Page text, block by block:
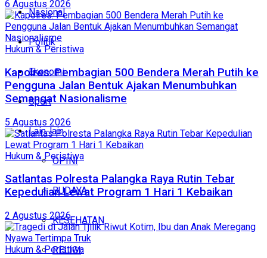
Nasional
Politik
Ekonomi
Sport
Lain-lain
OPINI
BUDAYA
KESEHATAN
RELIGI
6 Agustus 2026
Hukum & Peristiwa
Kapolres: Pembagian 500 Bendera Merah Putih ke
Pengguna Jalan Bentuk Ajakan Menumbuhkan
Semangat Nasionalisme
5 Agustus 2026
Hukum & Peristiwa
Satlantas Polresta Palangka Raya Rutin Tebar
Kepedulian Lewat Program 1 Hari 1 Kebaikan
2 Agustus 2026
Hukum & Peristiwa